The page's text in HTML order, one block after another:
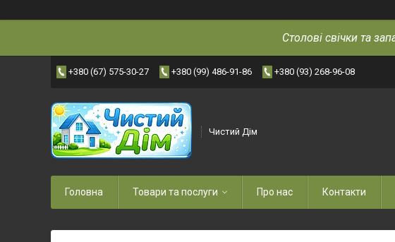
Столові свічки та
+380 (67) 575-30-27 +380 (99) 486-91-86 +380 (93) 268-96-08
Чистий Дім
Головна Товари та послуги Про нас Контакти